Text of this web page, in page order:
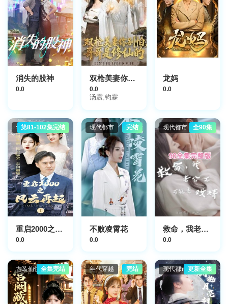
消失的股神
0.0
双枪美妻你别怕，哥哥是修仙的
0.0
汤震,钧霖
龙妈
0.0
年代穿越
第81-102集完结
重启2000之风云再起
0.0
现代都市 完结
不败凌霄花
0.0
现代都市 全90集
救命，我老公不可能是戏精
0.0
古装仙侠 全集完结 年代穿越 完结 现代都市 更新全集